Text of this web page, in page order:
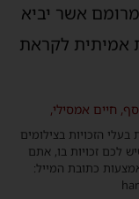
אשר יביא
אמיתית לקראת
, חיים אמסילי,
הזכויות בצילומים
לכם זכויות בו, אתם
כתובת המייל: